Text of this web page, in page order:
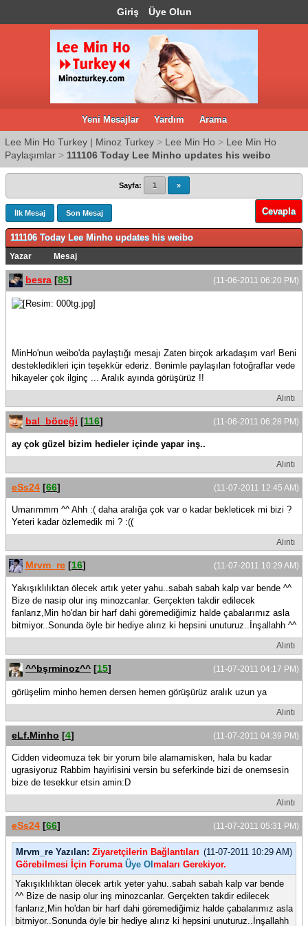
Giriş Üye Olun
Yeni Mesajlar Yardım Arama
Lee Min Ho Turkey | Minoz Turkey > Lee Min Ho > Lee Min Ho
Paylaşımlar > 111106 Today Lee Minho updates his weibo
Sayfa: 1 »
İlk Mesaj Son Mesaj Cevapla
111106 Today Lee Minho updates his weibo
Yazar Mesaj
(11-06-2011 06:20 PM)
besra [85]
MinHo'nun weibo'da paylaştığı mesajı Zaten birçok arkadaşım var! Beni
destekledikleri için teşekkür ederiz. Benimle paylaşılan fotoğraflar vede
hikayeler çok ilginç ... Aralık ayında görüşürüz !!
Alıntı
(11-06-2011 06:28 PM)
bal_böceği [116]
ay çok güzel bizim hedieler içinde yapar inş..
Alıntı
(11-07-2011 12:45 AM)
eSs24 [66]
Umarımmm ^^ Ahh :( daha aralığa çok var o kadar bekleticek mi bizi ?
Yeteri kadar özlemedik mi ? :((
Alıntı
(11-07-2011 10:29 AM)
Mrvm_re [16]
Yakışıklılıktan ölecek artık yeter yahu..sabah sabah kalp var bende ^^
Bize de nasip olur inş minozcanlar. Gerçekten takdir edilecek
fanlarız,Min ho'dan bir harf dahi göremediğimiz halde çabalarımız asla
bitmiyor..Sonunda öyle bir hediye alırız ki hepsini unuturuz..İnşallahh ^^
Alıntı
(11-07-2011 04:17 PM)
^^bşrminoz^^ [15]
görüşelim minho hemen dersen hemen görüşürüz aralık uzun ya
Alıntı
(11-07-2011 04:39 PM)
eLf.Minho [4]
Cidden videomuza tek bir yorum bile alamamisken, hala bu kadar
ugrasiyoruz Rabbim hayirlisini versin bu seferkinde bizi de onemsesin
bize de tesekkur etsin amin:D
Alıntı
(11-07-2011 05:31 PM)
eSs24 [66]
(11-07-2011 10:29 AM)
Mrvm_re Yazılan: Ziyaretçilerin Bağlantıları
Görebilmesi İçin Foruma Üye Ol maları Gerekiyor.
Yakışıklılıktan ölecek artık yeter yahu..sabah sabah kalp var bende
^^ Bize de nasip olur inş minozcanlar. Gerçekten takdir edilecek
fanlarız,Min ho'dan bir harf dahi göremediğimiz halde çabalarımız asla
bitmiyor..Sonunda öyle bir hediye alırız ki hepsini unuturuz..İnşallahh